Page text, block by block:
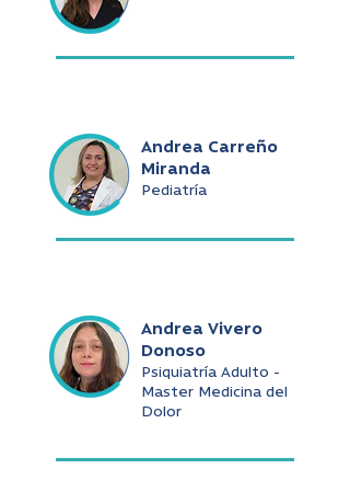
Andrea Carreño
Miranda
Pediatría
Andrea Vivero
Donoso
Psiquiatría Adulto -
Master Medicina del
Dolor